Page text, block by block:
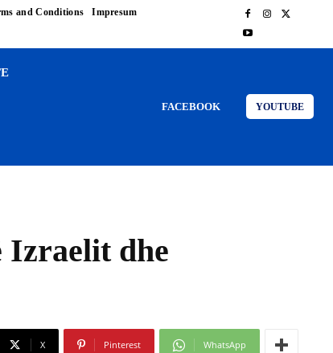
and Conditions Impresum
FACEBOOK YOUTUBE
Izraelit dhe
X Pinterest WhatsApp